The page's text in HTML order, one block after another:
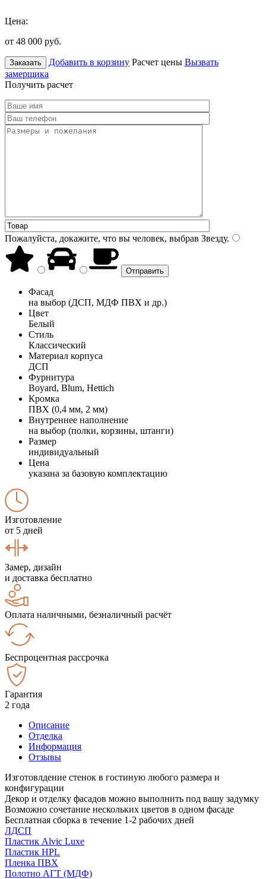
Цена:
от 48 000 руб.
Заказать Добавить в корзину Расчет цены Вызвать
замерщика
Получить расчет
Пожалуйста, докажите, что вы человек, выбрав Звезду.
Фасад
на выбор (ДСП, МДФ ПВХ и др.)
Цвет
Белый
Стиль
Классический
Материал корпуса
ДСП
Фурнитура
Boyard, Blum, Hettich
Кромка
ПВХ (0,4 мм, 2 мм)
Внутреннее наполнение
на выбор (полки, корзины, штанги)
Размер
индивидуальный
Цена
указана за базовую комплектацию
Изготовление
от 5 дней
Замер, дизайн
и доставка бесплатно
Оплата наличными, безналичный расчёт
Беспроцентная рассрочка
Гарантия
2 года
Описание
Отделка
Информация
Отзывы
Изготовлдение стенок в гостиную любого размера и
конфигурации
Декор и отделку фасадов можно выполнить под вашу задумку
Возможно сочетание нескольких цветов в одном фасаде
Бесплатная сборка в течение 1-2 рабочих дней
ЛДСП
Пластик Alvic Luxe
Пластик HPL
Пленка ПВХ
Полотно АГТ (МДФ)